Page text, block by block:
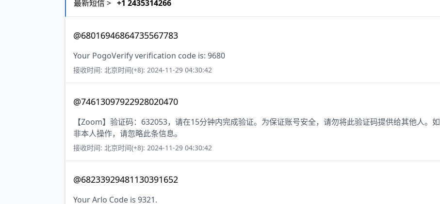
最新短信 > +1 2435314266
@68016946864735567783
Your PogoVerify verification code is: 9680
接收时间: 北京时间(+8): 2024-11-29 04:30:42
@74613097922928020470
【Zoom】验证码：632053，请在15分钟内完成验证。为保证账号安全，请勿将此验证码提供给其他人。如
非本人操作，请忽略此条信息。
接收时间: 北京时间(+8): 2024-11-29 04:30:42
@68233929481130391652
Your Arlo Code is 9321.